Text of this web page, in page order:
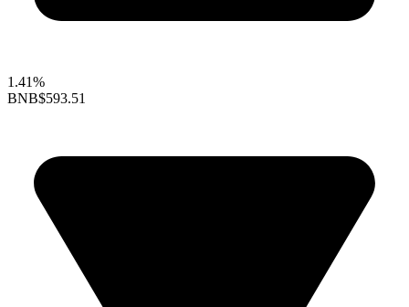
1.41%
BNB$593.51